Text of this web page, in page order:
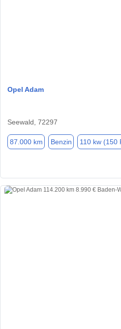
Opel Adam
Seewald, 72297
87.000 km Benzin 110 kw (150